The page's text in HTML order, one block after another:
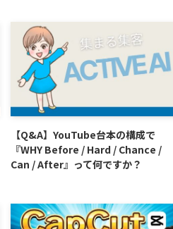
【Q&A】YouTube台本の構成で
『WHY Before / Hard / Chance /
Can / After』って何ですか？